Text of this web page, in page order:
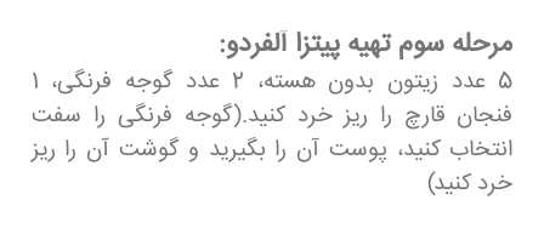
مرحله سوم تهیه پیتزا آلفردو:
5 عدد زیتون بدون هسته، 2 عدد گوجه فرنگی، 1
فنجان قارچ را ریز خرد کنید.(گوجه فرنگی را سفت
انتخاب کنید، پوست آن را بگیرید و گوشت آن را ریز
خرد کنید)